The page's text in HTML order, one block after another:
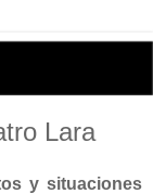
Lara
y situaciones